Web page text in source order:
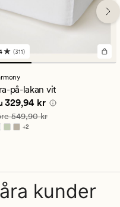
genomsnittligt
(311)
på-lakan vit
pris
329,94 kr
pris 549,90 kr
549,90 kr
+2
Finns i fler färger
kunder